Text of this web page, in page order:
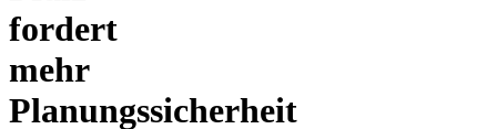
fordert
mehr
Planungssicherheit